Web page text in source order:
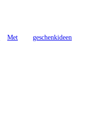
Met geschenkideen